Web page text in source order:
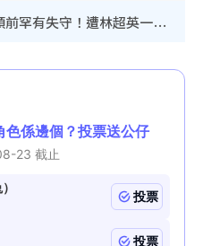
TVB新聞主播陳嘉欣鏡頭前罕有失守！遭林超英一句說話突襲嚇親當場大笑